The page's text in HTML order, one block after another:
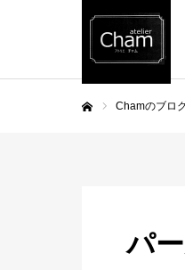
Chamのブロ
パ